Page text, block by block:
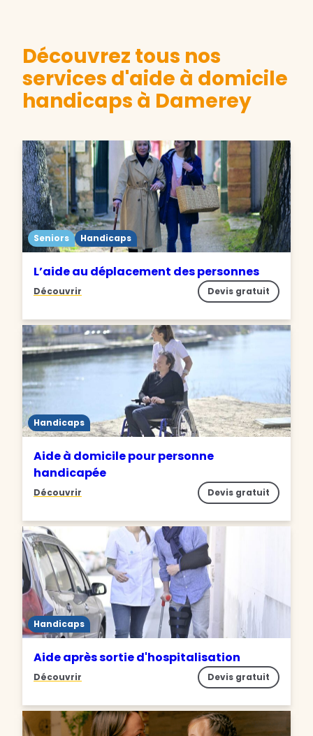
Découvrez tous nos
services d'aide à domicile
handicaps à Damerey
Seniors Handicaps
L’aide au déplacement des personnes
Découvrir Devis gratuit
Handicaps
Aide à domicile pour personne
handicapée
Découvrir Devis gratuit
Handicaps
Aide après sortie d'hospitalisation
Découvrir Devis gratuit